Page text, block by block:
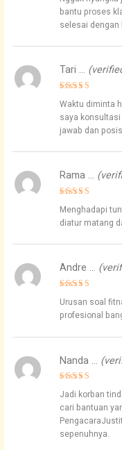
bantu proses
selesai dengan
Rated 5
out of 5
Tari …
Waktu diminta
saya
jawab dan
Rated
4
out of 5
Rama …
Menghadapi
diatur matang
out of 5
Andre …
Urusan soal
profesional
Rated
5
out of 5
Nanda …
Jadi korban
cari bantuan
sepenuhnya.